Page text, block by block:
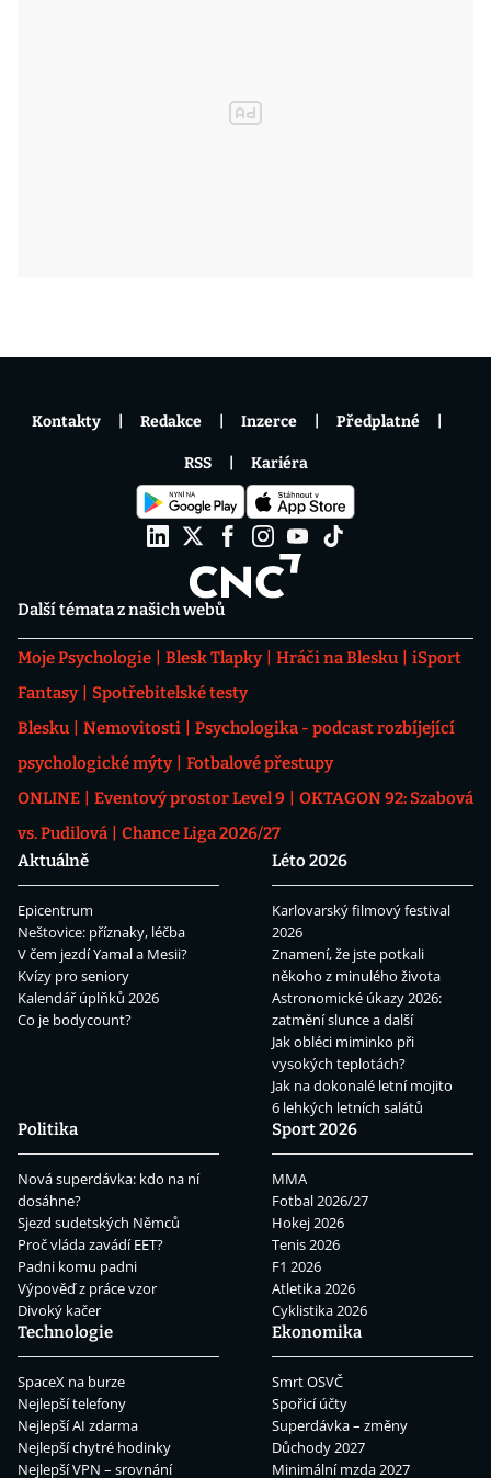
Další témata z našich webů
Moje Psychologie Blesk Tlapky Hráči na Blesku
iSport
Fantasy
Spotřebitelské testy
Blesku
Nemovitosti
Psychologika - podcast rozbíjející
psychologické mýty
Fotbalové přestupy
ONLINE
Eventový prostor Level 9
OKTAGON 92: Szabová
vs. Pudilová
Chance Liga 2026/27
Aktuálně
Epicentrum
Neštovice: příznaky, léčba
V čem jezdí Yamal a Mesii?
Kvízy pro seniory
Kalendář úplňků 2026
Co je bodycount?
Léto 2026
Karlovarský filmový festival
2026
Znamení, že jste potkali
někoho z minulého života
Astronomické úkazy 2026:
zatmění slunce a další
Jak obléci miminko při
vysokých teplotách?
Jak na dokonalé letní mojito
6 lehkých letních salátů
Politika
Nová superdávka: kdo na ní
dosáhne?
Sjezd sudetských Němců
Proč vláda zavádí EET?
Padni komu padni
Výpověď z práce vzor
Divoký kačer
Sport 2026
MMA
Fotbal 2026/27
Hokej 2026
Tenis 2026
F1 2026
Atletika 2026
Cyklistika 2026
Technologie
SpaceX na burze
Nejlepší telefony
Nejlepší AI zdarma
Nejlepší chytré hodinky
Nejlepší VPN – srovnání
Ekonomika
Smrt OSVČ
Spořicí účty
Superdávka – změny
Důchody 2027
Minimální mzda 2027
Kontakty Redakce Inzerce Předplatné
RSS Kariéra